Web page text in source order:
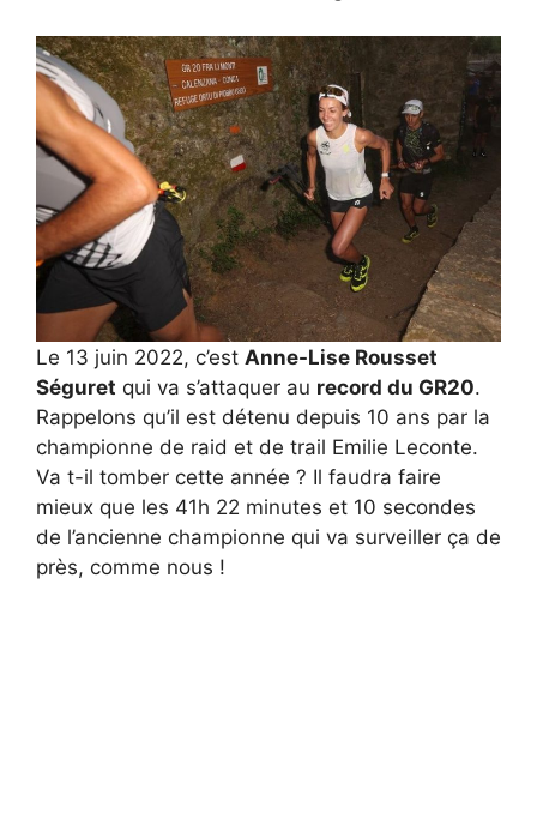
Le 13 juin 2022, c’est Anne-Lise Rousset
Séguret qui va s’attaquer au record du GR20.
Rappelons qu’il est détenu depuis 10 ans par la
championne de raid et de trail Emilie Leconte.
Va t-il tomber cette année ? Il faudra faire
mieux que les 41h 22 minutes et 10 secondes
de l’ancienne championne qui va surveiller ça de
près, comme nous !